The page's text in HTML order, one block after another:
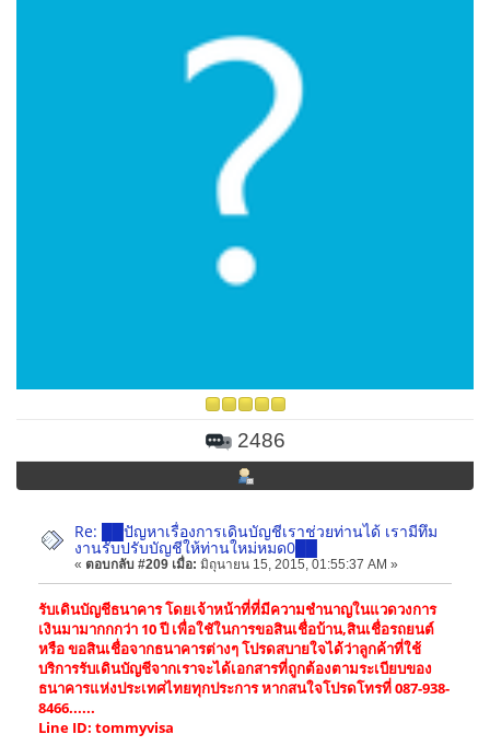
2486
Re: ██ปัญหาเรื่องการเดินบัญชีเราช่วยท่านได้ เรามีทึม
งานรับปรับบัญชีให้ท่านใหม่หมด0██
« ตอบกลับ #209 เมื่อ: มิถุนายน 15, 2015, 01:55:37 AM »
รับเดินบัญชีธนาคาร โดยเจ้าหน้าที่ที่มีความชำนาญในแวดวงการ
เงินมามากกกว่า 10 ปี เพื่อใชัในการขอสินเชื่อบ้าน,สินเชื่อรถยนต์
หรือ ขอสินเชื่อจากธนาคารต่างๆ โปรดสบายใจได้ว่าลูกค้าที่ใช้
บริการรับเดินบัญชีจากเราจะได้เอกสารที่ถูกต้องตามระเบียบของ
ธนาคารแห่งประเทศไทยทุกประการ หากสนใจโปรดโทรที่ 087-938-
8466......
Line ID: tommyvisa